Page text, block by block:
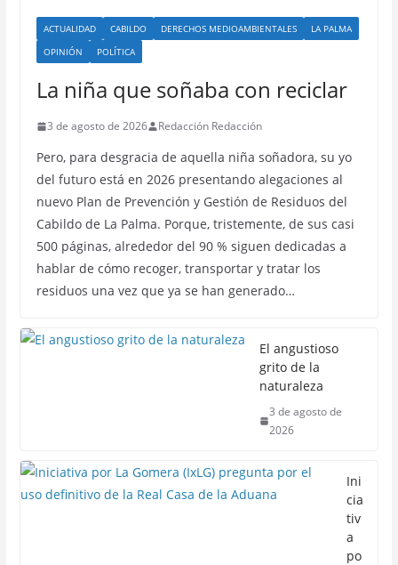
ACTUALIDAD CABILDO DERECHOS MEDIOAMBIENTALES
LA PALMA
OPINIÓN
POLÍTICA
La niña que soñaba con reciclar
3 de agosto de 2026 Redacción Redacción
Pero, para desgracia de aquella niña soñadora, su yo
del futuro está en 2026 presentando alegaciones al
nuevo Plan de Prevención y Gestión de Residuos del
Cabildo de La Palma. Porque, tristemente, de sus casi
500 páginas, alrededor del 90 % siguen dedicadas a
hablar de cómo recoger, transportar y tratar los
residuos una vez que ya se han generado…
El angustioso
grito de la
naturaleza
3 de agosto de
2026
Ini
cia
tiv
a
po